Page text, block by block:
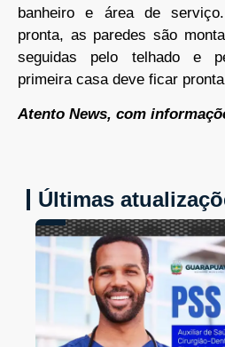
banheiro e área de
pronta, as paredes são
seguidas pelo telhado e
primeira casa deve ficar
Atento News, com
Últimas